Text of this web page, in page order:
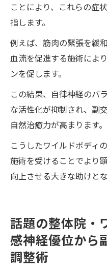
ことにより、これらの症
指します。
例えば、筋肉の緊張を緩
血流を促進する施術によ
ンを促します。
この結果、自律神経のバ
な活性化が抑制され、副
自然治癒力が高まります。
こうしたワイルドボディ
施術を受けることでより
向上させる大きな助けとな
話題の整体院・
感神経優位から
調整術